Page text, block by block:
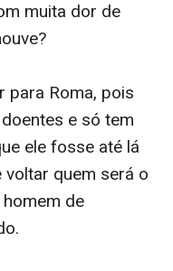
muita dor de
para Roma, pois
e só tem
ele fosse até lá
voltar quem será o
de